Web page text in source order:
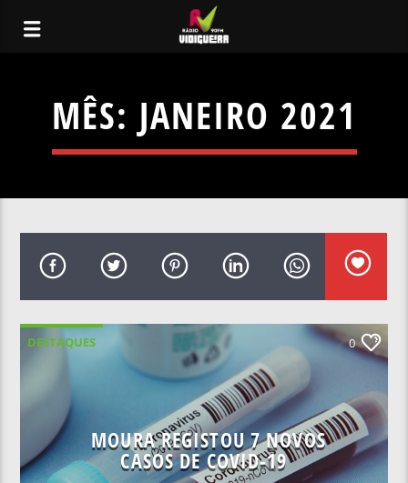
MÊS: JANEIRO 2021
DESTAQUES 0
MOURA REGISTOU 7 NOVOS
CASOS DE COVID-19